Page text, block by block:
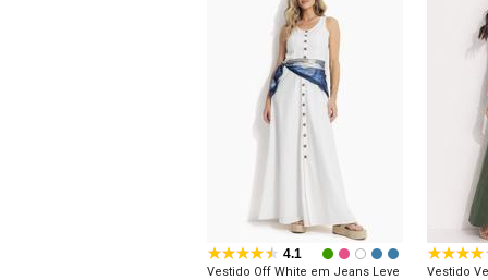
4.1
Vestido Off White em Jeans Leve Vestido